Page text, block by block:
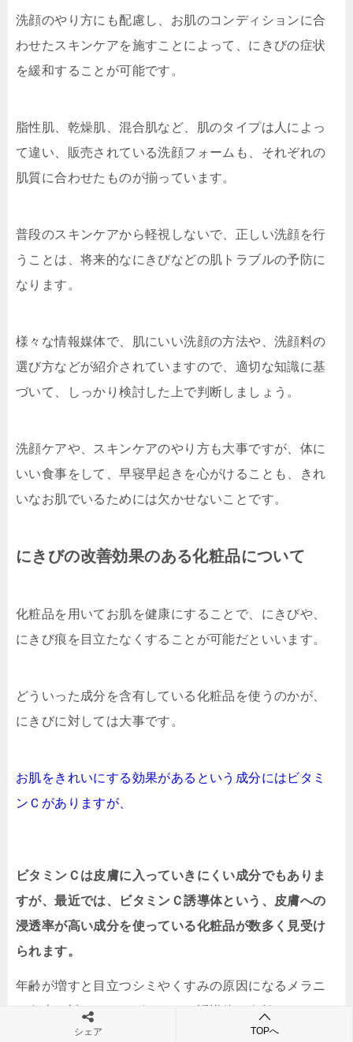
洗顔のやり方にも配慮し、お肌のコンディションに合
わせたスキンケアを施すことによって、にきびの症状
を緩和することが可能です。
脂性肌、乾燥肌、混合肌など、肌のタイプは人によっ
て違い、販売されている洗顔フォームも、それぞれの
肌質に合わせたものが揃っています。
普段のスキンケアから軽視しないで、正しい洗顔を行
うことは、将来的なにきびなどの肌トラブルの予防に
なります。
様々な情報媒体で、肌にいい洗顔の方法や、洗顔料の
選び方などが紹介されていますので、適切な知識に基
づいて、しっかり検討した上で判断しましょう。
洗顔ケアや、スキンケアのやり方も大事ですが、体に
いい食事をして、早寝早起きを心がけることも、きれ
いなお肌でいるためには欠かせないことです。
にきびの改善効果のある化粧品について
化粧品を用いてお肌を健康にすることで、にきびや、
にきび痕を目立たなくすることが可能だといいます。
どういった成分を含有している化粧品を使うのかが、
にきびに対しては大事です。
お肌をきれいにする効果があるという成分にはビタミ
ンＣがありますが、
ビタミンＣは皮膚に入っていきにくい成分でもありま
すが、最近では、ビタミンＣ誘導体という、皮膚への
浸透率が高い成分を使っている化粧品が数多く見受け
られます。
年齢が増すと目立つシミやくすみの原因になるメラニ
ン色素に対しても、ビタミンＣ誘導体は有効なため、
美白成分としても知られています。
シェア TOPへ